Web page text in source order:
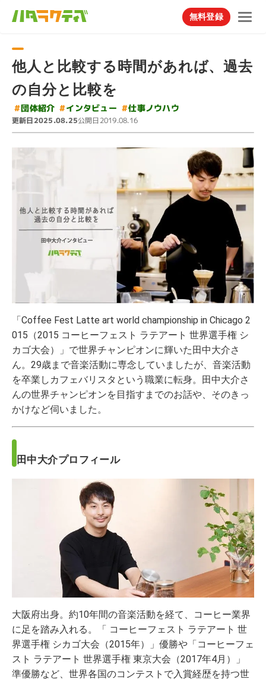
無料登録
他人と比較する時間があれば、過去
の自分と比較を
#団体紹介 #インタビュー #仕事ノウハウ
更新日2025.08.25公開日2019.08.16
「Coffee Fest Latte art world championship in Chicago 2
015（2015 コーヒーフェスト ラテアート 世界選手権 シ
カゴ大会）」で世界チャンピオンに輝いた田中大介さ
ん。29歳まで音楽活動に専念していましたが、音楽活動
を卒業しカフェバリスタという職業に転身。田中大介さ
んの世界チャンピオンを目指すまでのお話や、そのきっ
かけなど伺いました。
田中大介プロフィール
大阪府出身。約10年間の音楽活動を経て、コーヒー業界
に足を踏み入れる。「 コーヒーフェスト ラテアート 世
界選手権 シカゴ大会（2015年）」優勝や「コーヒーフェ
スト ラテアート 世界選手権 東京大会（2017年4月）」
準優勝など、世界各国のコンテストで入賞経歴を持つ世